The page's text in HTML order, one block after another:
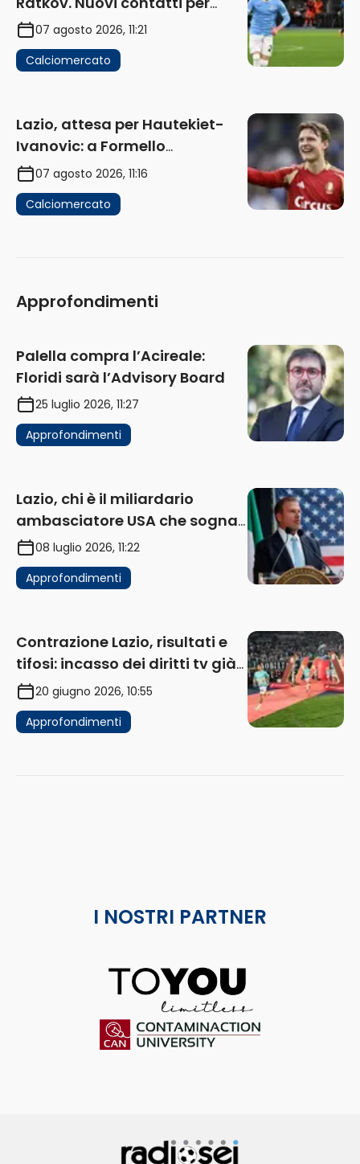
Pinamonti
07 agosto 2026, 11:21
Calciomercato
Lazio, attesa per Hautekiet-
Ivanovic: a Formello
attendono risposte
07 agosto 2026, 11:16
Calciomercato
Approfondimenti
Palella compra l’Acireale:
Floridi sarà l’Advisory Board
25 luglio 2026, 11:27
Approfondimenti
Lazio, chi è il miliardario
ambasciatore USA che sogna
di acquistare un club in Italia
08 luglio 2026, 11:22
Approfondimenti
Contrazione Lazio, risultati e
tifosi: incasso dei diritti tv già
in flessione
20 giugno 2026, 10:55
Approfondimenti
I NOSTRI PARTNER
ToYou